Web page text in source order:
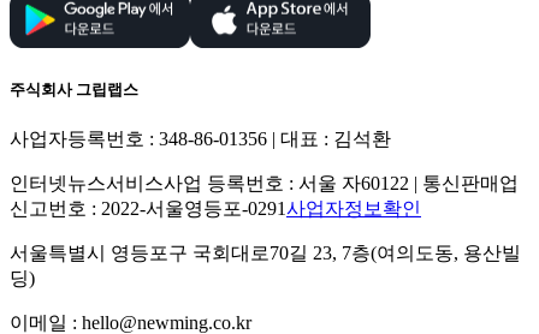
주식회사 그립랩스
사업자등록번호 : 348-86-01356 | 대표 : 김석환
인터넷뉴스서비스사업 등록번호 : 서울 자60122 | 통신판매업
신고번호 : 2022-서울영등포-0291사업자정보확인
서울특별시 영등포구 국회대로70길 23, 7층(여의도동, 용산빌
딩)
이메일 : hello@newming.co.kr